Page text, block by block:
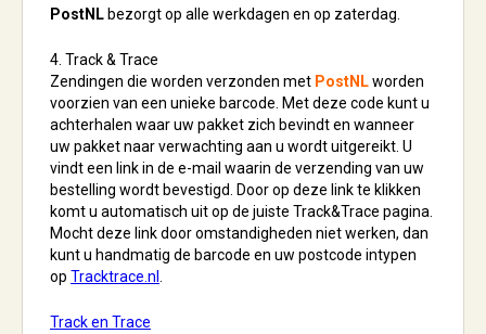
PostNL bezorgt op alle werkdagen en op zaterdag.
4. Track & Trace
Zendingen die worden verzonden met PostNLworden
voorzien van een unieke barcode. Met deze code kunt u
achterhalen waar uw pakket zich bevindt en wanneer
uw pakket naar verwachting aan u wordt uitgereikt. U
vindt een link in de e-mail waarin de verzending van uw
bestelling wordt bevestigd. Door op deze link te klikken
komt u automatisch uit op de juiste Track&Trace pagina.
Mocht deze link door omstandigheden niet werken, dan
kunt u handmatig de barcode en uw postcode intypen
op Tracktrace.nl
Track en Trace